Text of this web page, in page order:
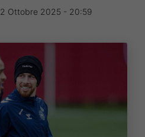
2 Ottobre 2025 - 20:59